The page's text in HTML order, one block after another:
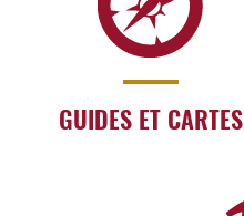
GUIDES ET CARTES